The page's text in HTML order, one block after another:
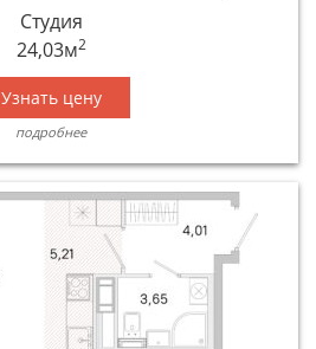
Студия
24,03м2
Узнать цену
подробнее